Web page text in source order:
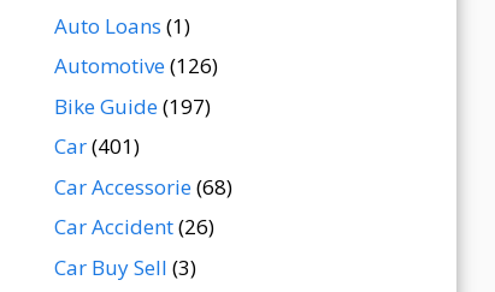
Auto Loans (1)
Automotive(126)
Bike Guide(197)
Car(401)
Car Accessorie(68)
Car Accident(26)
Car Buy Sell (3)